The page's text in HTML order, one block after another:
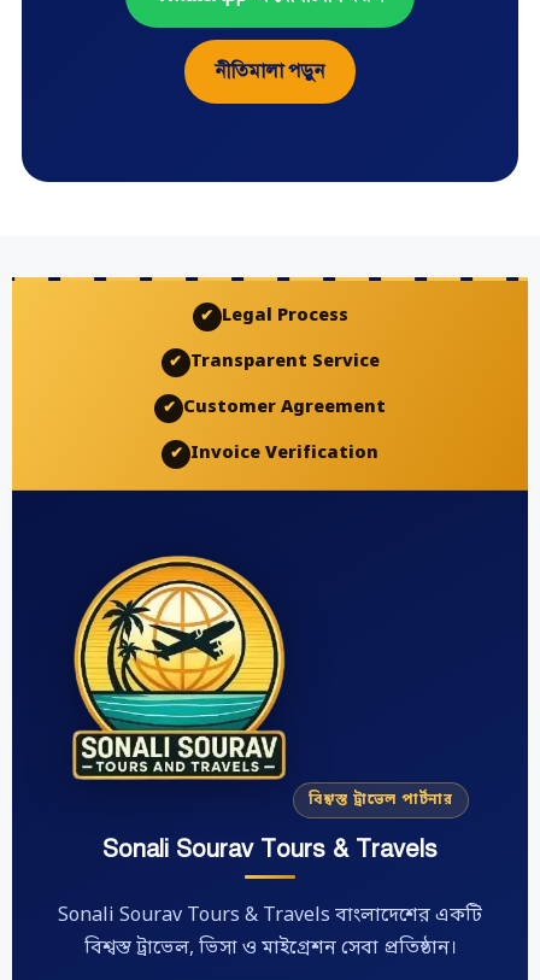
নীতিমালা পড়ুন
✔ Legal Process
✔ Transparent Service
✔ Customer Agreement
✔ Invoice Verification
বিশ্বস্ত ট্রাভেল পার্টনার
Sonali Sourav Tours & Travels
Sonali Sourav Tours & Travels বাংলাদেশের একটি
বিশ্বস্ত ট্রাভেল, ভিসা ও মাইগ্রেশন সেবা প্রতিষ্ঠান।